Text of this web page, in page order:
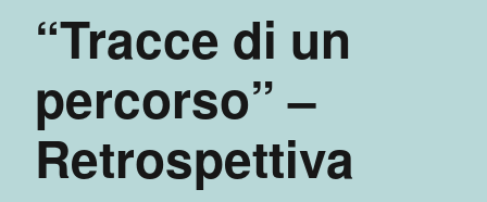
“Tracce di un
percorso” –
Retrospettiva